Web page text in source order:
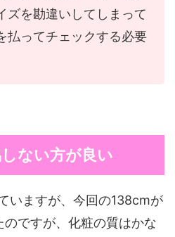
ズを勘違いしてしまって
払ってチェックする必要
ない方が良い
いますが、今回の138cmが
ですが、化粧の質はかな